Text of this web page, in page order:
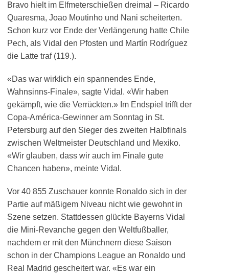
Bravo hielt im Elfmeterschießen dreimal – Ricardo
Quaresma, Joao Moutinho und Nani scheiterten.
Schon kurz vor Ende der Verlängerung hatte Chile
Pech, als Vidal den Pfosten und Martín Rodríguez
die Latte traf (119.).
«Das war wirklich ein spannendes Ende,
Wahnsinns-Finale», sagte Vidal. «Wir haben
gekämpft, wie die Verrückten.» Im Endspiel trifft der
Copa-América-Gewinner am Sonntag in St.
Petersburg auf den Sieger des zweiten Halbfinals
zwischen Weltmeister Deutschland und Mexiko.
«Wir glauben, dass wir auch im Finale gute
Chancen haben», meinte Vidal.
Vor 40 855 Zuschauer konnte Ronaldo sich in der
Partie auf mäßigem Niveau nicht wie gewohnt in
Szene setzen. Stattdessen glückte Bayerns Vidal
die Mini-Revanche gegen den Weltfußballer,
nachdem er mit den Münchnern diese Saison
schon in der Champions League an Ronaldo und
Real Madrid gescheitert war. «Es war ein